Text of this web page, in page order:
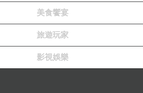
美食饗宴
旅遊玩家
影視娛樂